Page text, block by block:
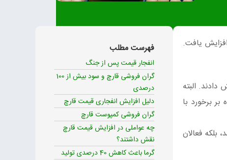
به 350 هزار تومان افزایش یافت.
دادند. البته
برخورد با
بلکه فعالان
فهرست مطلب
انفجار قیمت پس از جنگ
گران فروشی قارچ و سود بیش از 100
درصدی
دلیل افزایش انفجاری قیمت قارچ
گران‌ فروشی کمپوست قارچ
چه عواملی در افزایش قیمت قارچ
نقش داشتند؟
گرما باعث کاهش 40 درصدی تولید